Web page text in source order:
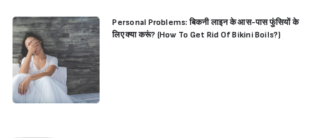
Personal Problems: बिकनी लाइन के आस-पास फुंसियों के
लिए क्या करूं? (How To Get Rid Of Bikini Boils?)